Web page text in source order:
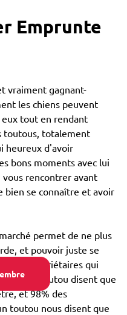
Emprunte
vraiment gagnant-
les chiens peuvent
eux tout en rendant
toutous, totalement
heureux d'avoir
bons moments avec lui
rencontrer avant
se connaître et avoir
permet de ne plus
et pouvoir juste se
des propriétaires qui
Mon Toutou disent que
et 98% des
toutou nous disent que